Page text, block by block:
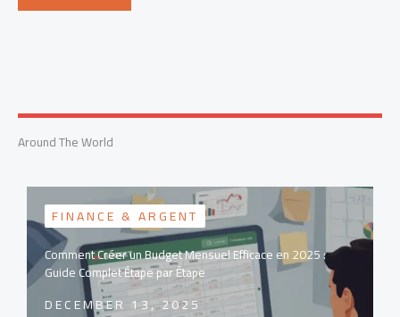
Around The World
FINANCE & ARGENT
Comment Créer un Budget Mensuel Efficace en 2025 :
Guide Complet Étape par Étape
DECEMBER 13, 2025